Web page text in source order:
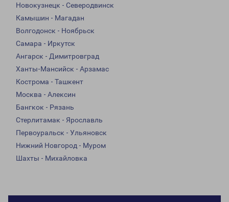
Новокузнецк - Северодвинск
Камышин - Магадан
Волгодонск - Ноябрьск
Самара - Иркутск
Ангарск - Димитровград
Ханты-Мансийск - Арзамас
Кострома - Ташкент
Москва - Алексин
Бангкок - Рязань
Стерлитамак - Ярославль
Первоуральск - Ульяновск
Нижний Новгород - Муром
Шахты - Михайловка